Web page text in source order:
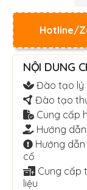
Hotline/
NỘI DUNG
Đào tạo lý
Đào tạo
Cung cấp
Hướng
Hướng
cố
Cung cấp
liệu